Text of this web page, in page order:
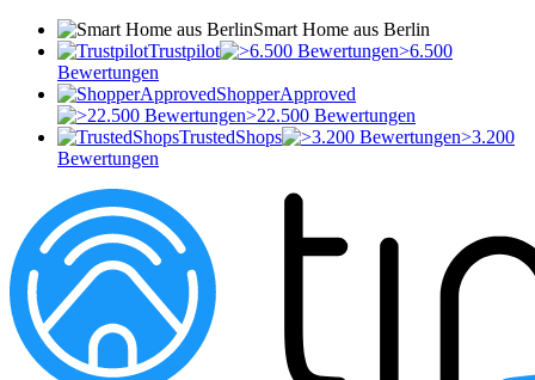
Smart Home aus Berlin
Trustpilot
>6.500
Bewertungen
ShopperApproved
>22.500 Bewertungen
TrustedShops
>3.200
Bewertungen